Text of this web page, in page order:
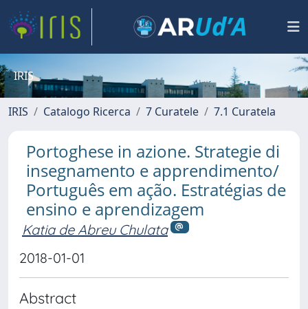
IRIS
IRIS Catalogo Ricerca 7 Curatele 7.1 Curatela
Portoghese in azione. Strategie di
insegnamento e apprendimento/
Português em ação. Estratégias de
ensino e aprendizagem
Katia de Abreu Chulata
2018-01-01
Abstract